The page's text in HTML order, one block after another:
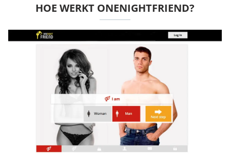
HOE WERKT ONENIGHTFRIEND?